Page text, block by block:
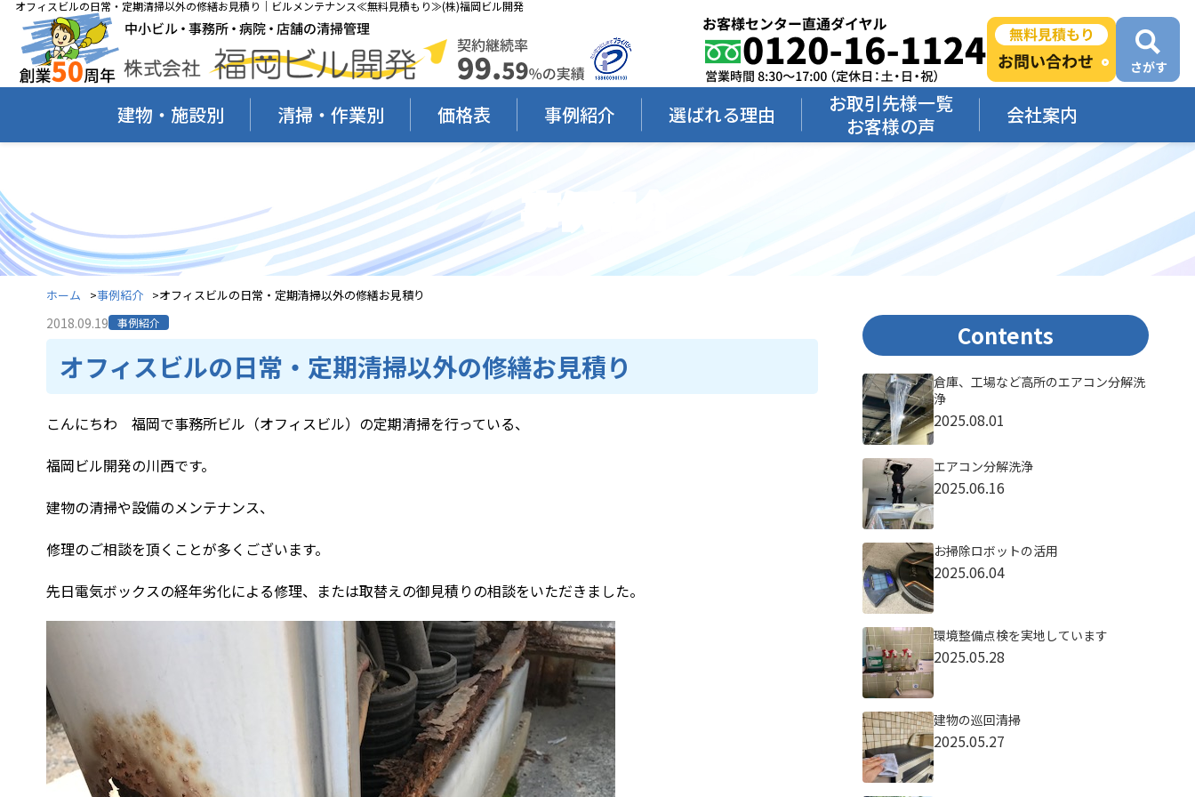
オフィスビルの日常・定期清掃以外の修繕お見積り｜ビルメンテナンス≪無料見積もり≫(株)福岡ビル開発
建物・施設別 清掃・作業別 価格表 事例紹介 選ばれる理由
お取引先様一覧
お客様の声
会社案内
事例紹介
ホーム 事例紹介 オフィスビルの日常・定期清掃以外の修繕お見積り
2018.09.19 事例紹介
オフィスビルの日常・定期清掃以外の修繕お見積り
こんにちわ 福岡で事務所ビル（オフィスビル）の定期清掃を行っている、
福岡ビル開発の川西です。
建物の清掃や設備のメンテナンス、
修理のご相談を頂くことが多くございます。
先日電気ボックスの経年劣化による修理、または取替えの御見積りの相談をいただきました。
Contents
倉庫、工場など高所のエアコン分解洗
浄
2025.08.01
エアコン分解洗浄
2025.06.16
お掃除ロボットの活用
2025.06.04
環境整備点検を実地しています
2025.05.28
建物の巡回清掃
2025.05.27